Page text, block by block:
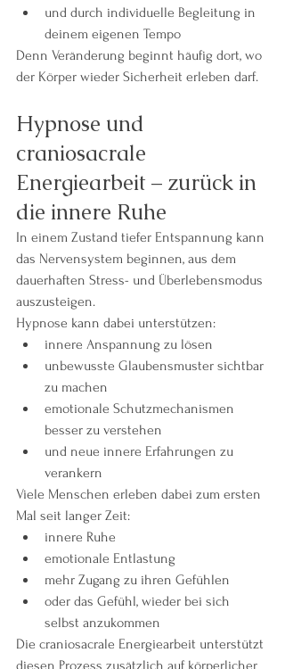
und durch individuelle Begleitung in
deinem eigenen Tempo
Denn Veränderung beginnt häufig dort, wo
der Körper wieder Sicherheit erleben darf.
Hypnose und
craniosacrale
Energiearbeit – zurück in
die innere Ruhe
In einem Zustand tiefer Entspannung kann
das Nervensystem beginnen, aus dem
dauerhaften Stress- und Überlebensmodus
auszusteigen.
Hypnose kann dabei unterstützen:
innere Anspannung zu lösen
unbewusste Glaubensmuster sichtbar
zu machen
emotionale Schutzmechanismen
besser zu verstehen
und neue innere Erfahrungen zu
verankern
Viele Menschen erleben dabei zum ersten
Mal seit langer Zeit:
innere Ruhe
emotionale Entlastung
mehr Zugang zu ihren Gefühlen
oder das Gefühl, wieder bei sich
selbst anzukommen
Die craniosacrale Energiearbeit unterstützt
diesen Prozess zusätzlich auf körperlicher